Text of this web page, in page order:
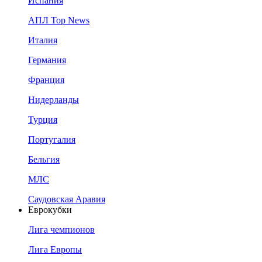
АПЛ Top News
Италия
Германия
Франция
Нидерланды
Турция
Португалия
Бельгия
МЛС
Саудовская Аравия
Еврокубки
Лига чемпионов
Лига Европы